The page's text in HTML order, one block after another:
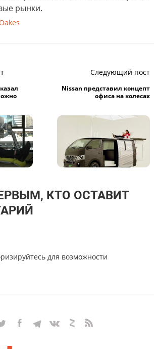
рынки.
Следующий пост
Nissan представил концепт
офиса на колесах
КТО ОСТАВИТ
для возможности